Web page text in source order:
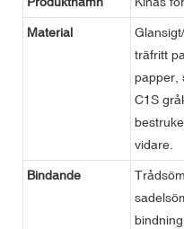
Material
träfritt
papper,
C1S
vidare.
Bindande